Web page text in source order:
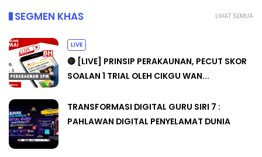
LIHAT SEMUA
SEGMEN KHAS
LIVE
🔴 [LIVE] PRINSIP PERAKAUNAN, PECUT SKOR
SOALAN 1 TRIAL OLEH CIKGU WAN...
TRANSFORMASI DIGITAL GURU SIRI 7 :
PAHLAWAN DIGITAL PENYELAMAT DUNIA